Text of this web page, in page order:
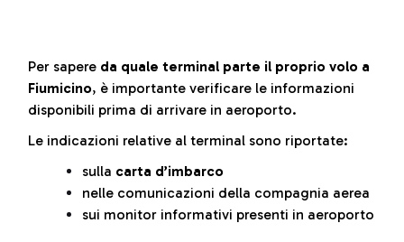
Per sapere da quale terminal parte il proprio volo a
Fiumicino, è importante verificare le informazioni
disponibili prima di arrivare in aeroporto.
Le indicazioni relative al terminal sono riportate:
sulla carta d’imbarco
nelle comunicazioni della compagnia aerea
sui monitor informativi presenti in aeroporto